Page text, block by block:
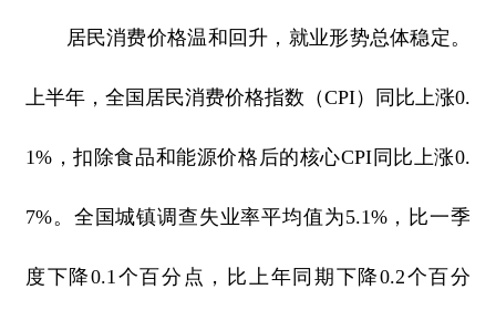
居民消费价格温和回升，就业形势总体稳定。
上半年，全国居民消费价格指数（CPI）同比上涨0.
1%，扣除食品和能源价格后的核心CPI同比上涨0.
7%。全国城镇调查失业率平均值为5.1%，比一季
度下降0.1个百分点，比上年同期下降0.2个百分